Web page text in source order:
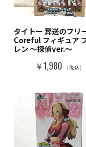
タイトー 葬送のフリ
Coreful フィギュア
レン ～探偵ver.～
￥1,980 （税込）